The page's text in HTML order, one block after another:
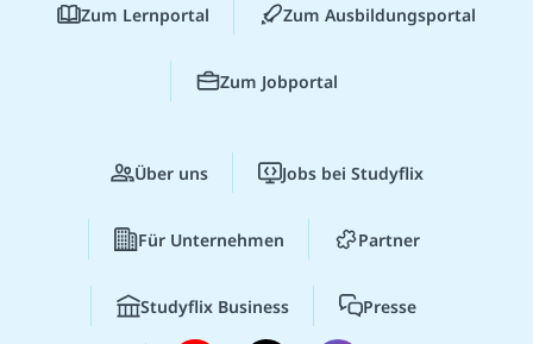
Zum Lernportal Zum Ausbildungsportal
Zum Jobportal
Über uns Jobs bei Studyflix
Für Unternehmen Partner
Studyflix Business Presse